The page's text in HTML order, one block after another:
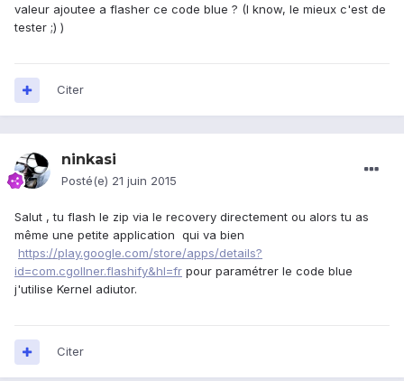
valeur ajoutee a flasher ce code blue ? (I know, le mieux c'est de
tester ;) )
Citer
ninkasi
Posté(e) 21 juin 2015
Salut , tu flash le zip via le recovery directement ou alors tu as
même une petite application qui va bien
https://play.google.com/store/apps/details?
id=com.cgollner.flashify&hl=fr pour paramétrer le code blue
j'utilise Kernel adiutor.
Citer